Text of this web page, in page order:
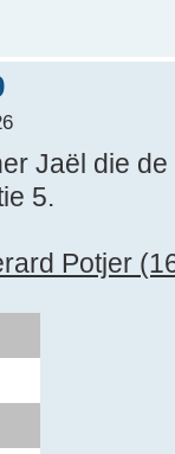
Jaël die
5.
Potjer